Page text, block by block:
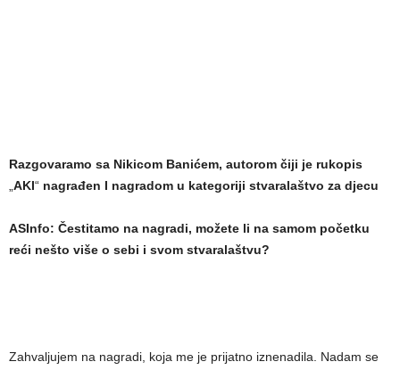
Razgovaramo sa Nikicom Banićem, autorom čiji je rukopis
„AKI“ nagrađen I nagradom u kategoriji stvaralaštvo za djecu
ASInfo: Čestitamo na nagradi, možete li na samom početku
reći nešto više o sebi i svom stvaralaštvu?
Zahvaljujem na nagradi, koja me je prijatno iznenadila. Nadam se